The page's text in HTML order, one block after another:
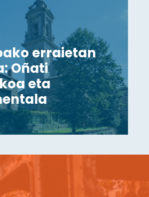
erraietan
Oñati
eta